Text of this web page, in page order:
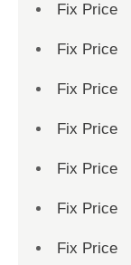
Fix Price
Fix Price
Fix Price
Fix Price
Fix Price
Fix Price
Fix Price